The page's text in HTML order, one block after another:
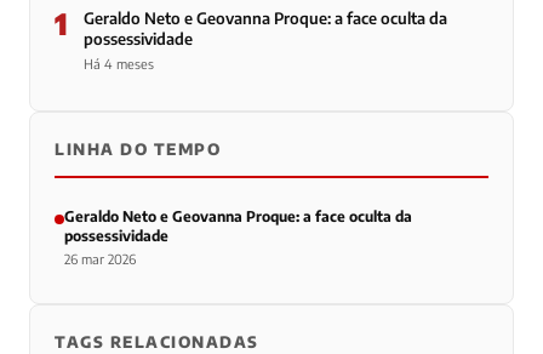
1
Geraldo Neto e Geovanna Proque: a face oculta da
possessividade
Há 4 meses
LINHA DO TEMPO
Geraldo Neto e Geovanna Proque: a face oculta da
possessividade
26 mar 2026
TAGS RELACIONADAS